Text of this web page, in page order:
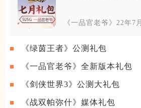
《一品官老爷》22年7
《绿茵王者》公测礼包
《一品官老爷》全新版本礼包
《剑侠世界3》公测大礼包
《战双帕弥什》媒体礼包